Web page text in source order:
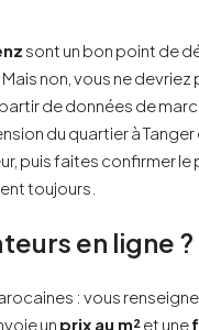
sont un bon point de
non, vous ne
de données de
du quartier à
puis faites confirmer le
toujours.
en ligne ?
: vous
un prix au m²et une